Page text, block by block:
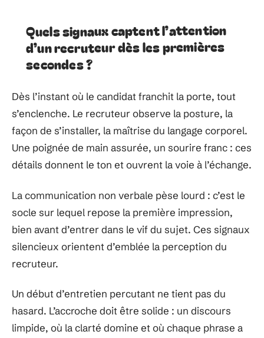
Quels signaux captent l’attention
d’un recruteur dès les premières
secondes ?
Dès l’instant où le candidat franchit la porte, tout
s’enclenche. Le recruteur observe la posture, la
façon de s’installer, la maîtrise du langage corporel.
Une poignée de main assurée, un sourire franc : ces
détails donnent le ton et ouvrent la voie à l’échange.
La communication non verbale pèse lourd : c’est le
socle sur lequel repose la première impression,
bien avant d’entrer dans le vif du sujet. Ces signaux
silencieux orientent d’emblée la perception du
recruteur.
Un début d’entretien percutant ne tient pas du
hasard. L’accroche doit être solide : un discours
limpide, où la clarté domine et où chaque phrase a